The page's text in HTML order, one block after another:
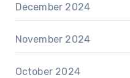
December 2024
November 2024
October 2024